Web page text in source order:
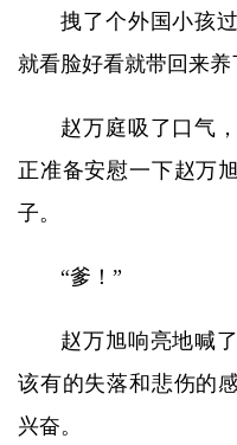
拽了个外国小孩
就看脸好看就带回来养
赵万庭吸了口气
正准备安慰一下赵万
子。
“爹！”
赵万旭响亮地喊
该有的失落和悲伤的
兴奋。